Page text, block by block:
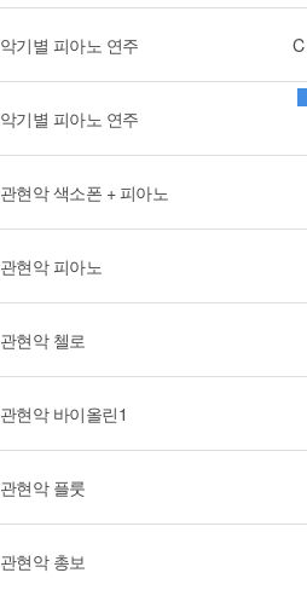
악기별 피아노 연주
악기별 피아노 연주
관현악 색소폰 + 피아노
관현악 피아노
관현악 첼로
관현악 바이올린1
관현악 플룻
관현악 총보